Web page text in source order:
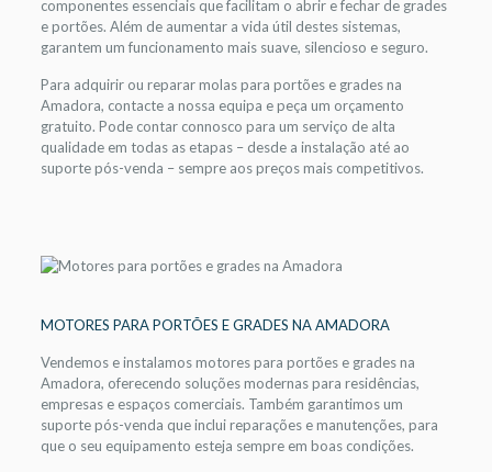
componentes essenciais que facilitam o abrir e fechar de grades
e portões. Além de aumentar a vida útil destes sistemas,
garantem um funcionamento mais suave, silencioso e seguro.
Para adquirir ou reparar molas para portões e grades na
Amadora, contacte a nossa equipa e peça um orçamento
gratuito. Pode contar connosco para um serviço de alta
qualidade em todas as etapas – desde a instalação até ao
suporte pós-venda – sempre aos preços mais competitivos.
MOTORES PARA PORTÕES E GRADES NA AMADORA
Vendemos e instalamos motores para portões e grades na
Amadora, oferecendo soluções modernas para residências,
empresas e espaços comerciais. Também garantimos um
suporte pós-venda que inclui reparações e manutenções, para
que o seu equipamento esteja sempre em boas condições.